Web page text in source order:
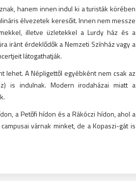
hanem innen indul ki a turisták körében
élvezetek keresőit. Innen nem messze
illetve üzletekkel a Lurdy ház és a
iránt érdeklődők a Nemzeti Színház vagy a
látogathatják.
lehet. A Népligettől egyébként nem csak az
is indulnak. Modern irodaházai miatt a
a Petőfi hídon és a Rákóczi hídon, ahol a
várnak minket, de a Kopaszi-gát is